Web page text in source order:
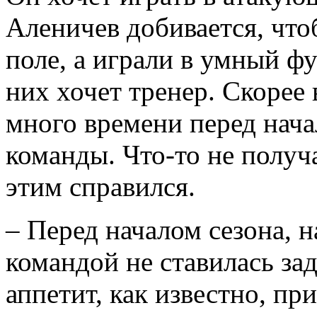
Аленичев добивается,
поле, а играли в умный
них хочет тренер.
много времени перед
команды. Что-то не
этим справился.
– Перед началом сезона,
командой не ставилась
аппетит, как известно,